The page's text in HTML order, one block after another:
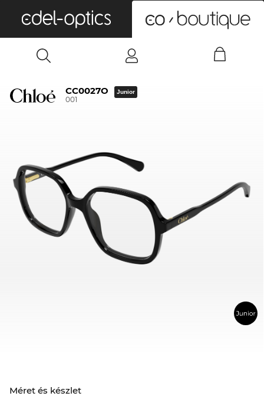
CC0027O
001
Junior
Méret és készlet